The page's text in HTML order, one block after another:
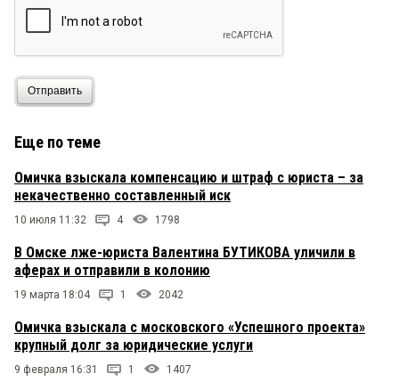
Отправить
Еще по теме
Омичка взыскала компенсацию и штраф с юриста – за
некачественно составленный иск
10 июля 11:32 4 1798
В Омске лже-юриста Валентина БУТИКОВА уличили в
аферах и отправили в колонию
19 марта 18:04 1 2042
Омичка взыскала с московского «Успешного проекта»
крупный долг за юридические услуги
9 февраля 16:31 1 1407